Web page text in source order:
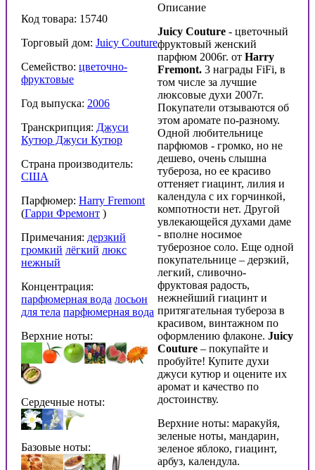
Код товара: 15740
Торговый дом: Juicy Couture
Семейство: цветочно-
фруктовые
Год выпуска: 2006
Транскрипция: Джуси
Кутюр Джуси Кутюр
Страна производитель:
США
Парфюмер: Harry Fremont
(Гарри Фремонт )
Примечания: дерзкий
громкий лёгкий люкс
нежный
Концентрация:
парфюмерная вода лосьон
для тела парфюмерная вода
Верхние ноты:
Сердечные ноты:
Базовые ноты:
Описание
Juicy Couture - цветочный
фруктовый женский
парфюм 2006г. от Harry
Fremont. 3 награды FiFi, в
том числе за лучшие
люксовые духи 2007г.
Покупатели отзываются об
этом аромате по-разному.
Одной любительнице
парфюмов - громко, но не
дешево, очень слышна
тубероза, но ее красиво
оттеняет гиацинт, лилия и
календула с их горчинкой,
компотности нет. Другой
увлекающейся духами даме
- вполне носимое
туберозное соло. Еще одной
покупательнице – дерзкий,
легкий, сливочно-
фруктовая радость,
нежнейший гиацинт и
притягательная тубероза в
красивом, винтажном по
оформлению флаконе. Juicy
Couture – покупайте и
пробуйте! Купите духи
джуси кутюр и оцените их
аромат и качество по
достоинству.
Верхние ноты: маракуйя,
зеленые ноты, мандарин,
зеленое яблоко, гиацинт,
арбуз, календула.